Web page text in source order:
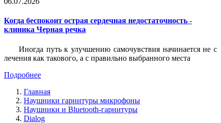
Когда беспокоит острая сердечная недостаточность -
клиника Черная речка
Иногда путь к улучшению самочувствия начинается не с
лечения как такового, а с правильно выбранного места
Подробнее
Главная
Наушники гарнитуры микрофоны
Наушники и Bluetooth-гарнитуры
Dialog